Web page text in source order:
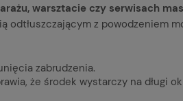
warsztacie czy serwisach
odtłuszczającym z powodzeniem
zabrudzenia.
że środek wystarczy na długi